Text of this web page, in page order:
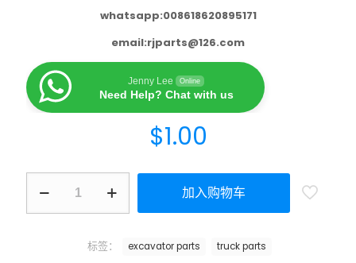
whatsapp:008618620895171
email:rjparts@126.com
Jenny Lee Online
Need Help? Chat with us
$1.00
加入购物车
标签： excavator parts truck parts